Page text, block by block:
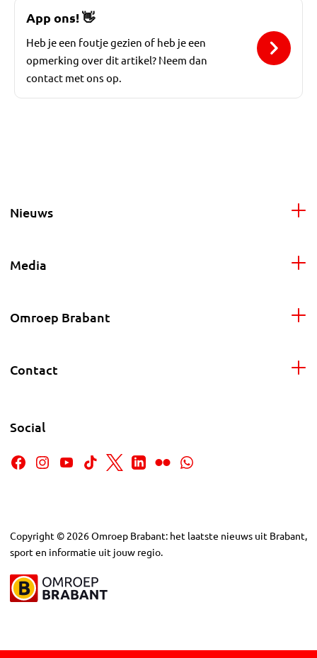
App ons!👋
Heb je een foutje gezien of heb je een
opmerking over dit artikel? Neem dan
contact met ons op.
Nieuws
Media
Omroep Brabant
Contact
Social
Copyright © 2026Omroep Brabant: het laatste nieuws uit Brabant,
sport en informatie uit jouw regio.